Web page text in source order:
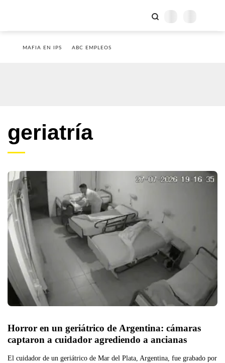
MAFIA EN IPS ABC EMPLEOS
geriatría
Horror en un geriátrico de Argentina: cámaras
captaron a cuidador agrediendo a ancianas
El cuidador de un geriátrico de Mar del Plata, Argentina, fue grabado por